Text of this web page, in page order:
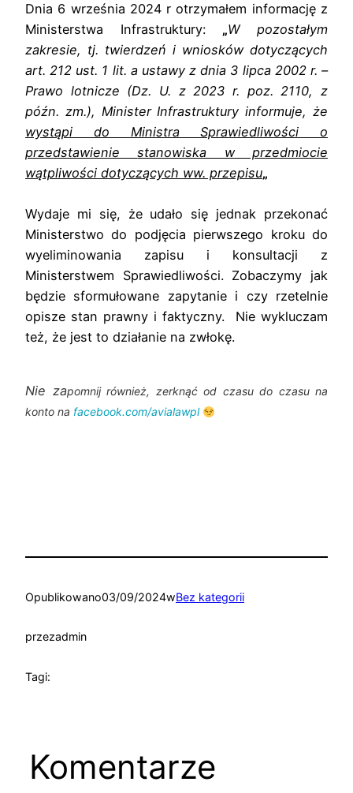
Dnia 6 września 2024 r otrzymałem informację z
Ministerstwa Infrastruktury: „W pozostałym
zakresie, tj. twierdzeń i wniosków dotyczących
art. 212 ust. 1 lit. a ustawyz dnia 3 lipca 2002 r. –
Prawo lotnicze (Dz. U. z 2023 r. poz. 2110, z
późn. zm.), Minister Infrastruktury informuje, że
wystąpi do Ministra Sprawiedliwości o
przedstawieniestanowiska w przedmiocie
wątpliwości dotyczących ww. przepisu„
Wydaje mi się, że udało się jednak przekonać
Ministerstwo do podjęcia pierwszego kroku do
wyeliminowania zapisu i konsultacji z
Ministerstwem Sprawiedliwości. Zobaczymy jak
będzie sformułowane zapytanie i czy rzetelnie
opisze stan prawny i faktyczny. Nie wykluczam
też, że jest to działanie na zwłokę.
Nie zapomnij również, zerknąć od czasu do czasu na
konto na facebook.com/avialawpl
Opublikowano03/09/2024wBez kategorii
przezadmin
Tagi:
Komentarze